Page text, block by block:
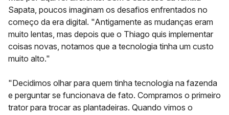
Sapata, poucos imaginam os desafios enfrentados no
começo da era digital. "Antigamente as mudanças eram
muito lentas, mas depois que o Thiago quis implementar
coisas novas, notamos que a tecnologia tinha um custo
muito alto."
"Decidimos olhar para quem tinha tecnologia na fazenda
e perguntar se funcionava de fato. Compramos o primeiro
trator para trocar as plantadeiras. Quando vimos o